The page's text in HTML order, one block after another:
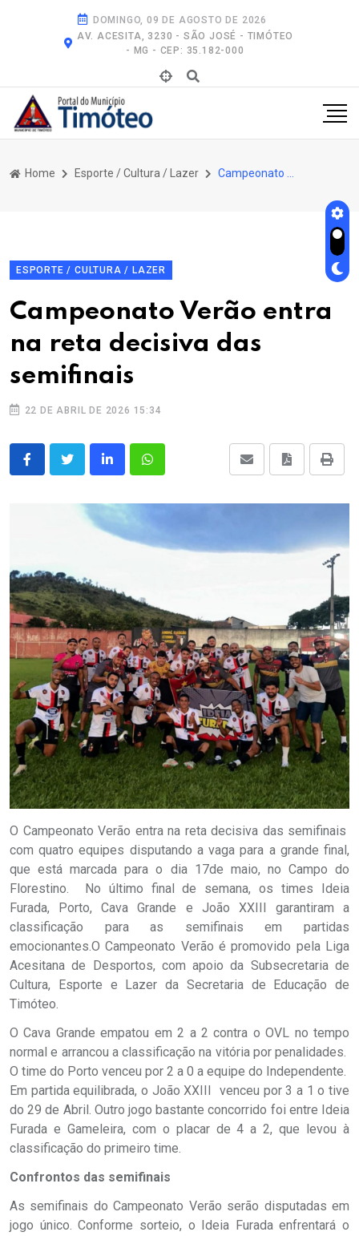
DOMINGO, 09 DE AGOSTO DE 2026
AV. ACESITA, 3230 - SÃO JOSÉ - TIMÓTEO
- MG - CEP: 35.182-000
Home Esporte / Cultura / Lazer
ESPORTE / CULTURA / LAZER
Campeonato Verão entra
na reta decisiva das
semifinais
22 DE ABRIL DE 2026 15:34
O Campeonato Verão entra na reta decisiva das semifinais
com quatro equipes disputando a vaga para a grande final,
que está marcada para o dia 17de maio, no Campo do
Florestino. No último final de semana, os times Ideia
Furada, Porto, Cava Grande e João XXIII garantiram a
classificação para as semifinais em partidas
emocionantes.O Campeonato Verão é promovido pela Liga
Acesitana de Desportos, com apoio da Subsecretaria de
Cultura, Esporte e Lazer da Secretaria de Educação de
Timóteo.
O Cava Grande empatou em 2 a 2 contra o OVL no tempo
normal e arrancou a classificação na vitória por penalidades.
O time do Porto venceu por 2 a 0 a equipe do Independente.
Em partida equilibrada, o João XXIII venceu por 3 a 1 o tive
do 29 de Abril. Outro jogo bastante concorrido foi entre Ideia
Furada e Gameleira, com o placar de 4 a 2, que levou à
classificação do primeiro time.
Confrontos das semifinais
As semifinais do Campeonato Verão serão disputadas em
jogo único. Conforme sorteio, o Ideia Furada enfrentará o